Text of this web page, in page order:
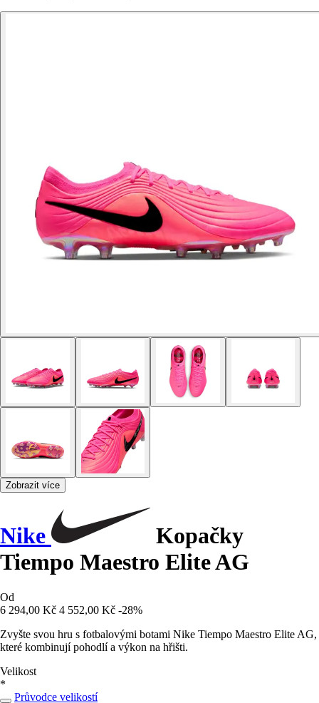
Zobrazit více
Nike
Kopačky
Tiempo Maestro Elite AG
Od
6 294,00 Kč 4 552,00 Kč -28%
Zvyšte svou hru s fotbalovými botami Nike Tiempo Maestro Elite AG,
které kombinují pohodlí a výkon na hřišti.
Velikost
*
Průvodce velikostí